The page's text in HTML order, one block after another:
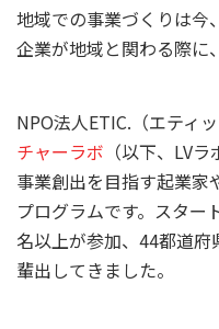
地域での事業づくりは今
企業が地域と関わる際に
NPO法人ETIC.（エティ
チャーラボ （以下、LV
事業創出を目指す起業家
プログラムです。スター
名以上が参加、44都道
輩出してきました。